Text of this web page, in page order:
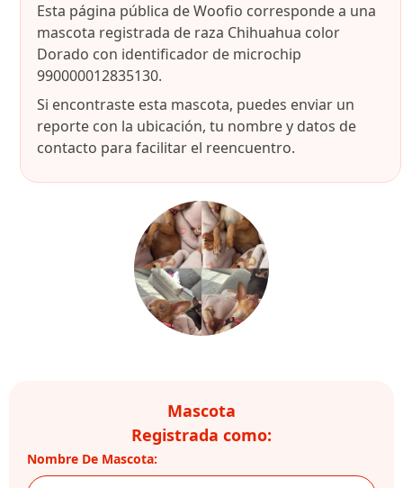
Esta página pública de Woofio corresponde a una
mascota registrada de raza Chihuahua color
Dorado con identificador de microchip
990000012835130.
Si encontraste esta mascota, puedes enviar un
reporte con la ubicación, tu nombre y datos de
contacto para facilitar el reencuentro.
Mascota
Registrada como:
Nombre De Mascota: